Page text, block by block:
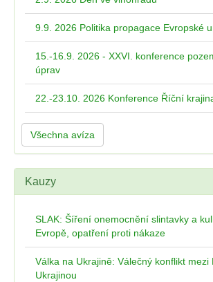
9.9. 2026 Politika propagace Evropské
15.-16.9. 2026 - XXVI. konference
úprav
22.-23.10. 2026 Konference Říční
Všechna avíza
Kauzy
SLAK: Šíření onemocnění slintavky a
Evropě, opatření proti nákaze
Válka na Ukrajině: Válečný konflikt mezi
Ukrajinou